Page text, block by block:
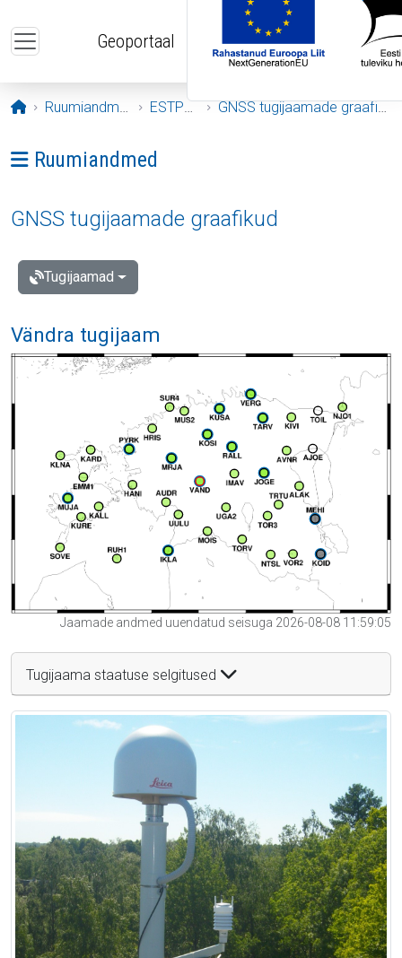
Geoportaal
Avaleht
Ruumiandmed ESTPOS GNSS tugijaamade graafikud
Ava menüü: Ruumiandmed
Ruumiandmed
GNSS tugijaamade graafikud
Tugijaamad
Vändra tugijaam
Jaamade andmed uuendatud seisuga 2026-08-08 11:59:05
Tugijaama staatuse selgitused